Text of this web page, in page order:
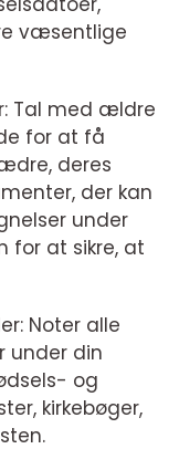
væsentlige
Tal med ældre
for at få
deres
der kan
under
for at sikre, at
Noter alle
under din
og
kirkebøger,